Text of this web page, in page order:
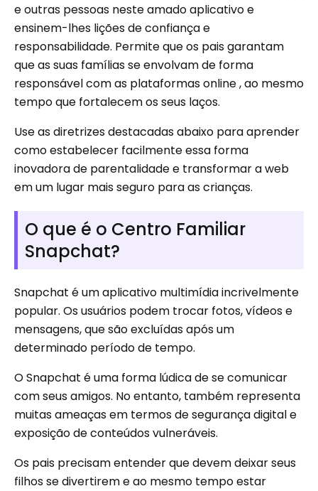
e outras pessoas neste amado aplicativo e
ensinem-lhes lições de confiança e
responsabilidade. Permite que os pais garantam
que as suas famílias se envolvam de forma
responsável com as plataformas online , ao mesmo
tempo que fortalecem os seus laços.
Use as diretrizes destacadas abaixo para aprender
como estabelecer facilmente essa forma
inovadora de parentalidade e transformar a web
em um lugar mais seguro para as crianças.
O que é o Centro Familiar
Snapchat?
Snapchat é um aplicativo multimídia incrivelmente
popular. Os usuários podem trocar fotos, vídeos e
mensagens, que são excluídas após um
determinado período de tempo.
O Snapchat é uma forma lúdica de se comunicar
com seus amigos. No entanto, também representa
muitas ameaças em termos de segurança digital e
exposição de conteúdos vulneráveis.
Os pais precisam entender que devem deixar seus
filhos se divertirem e ao mesmo tempo estar